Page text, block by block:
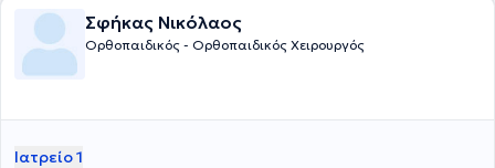
Σφήκας Νικόλαος
Ορθοπαιδικός - Ορθοπαιδικός Χειρουργός
Ιατρείο 1